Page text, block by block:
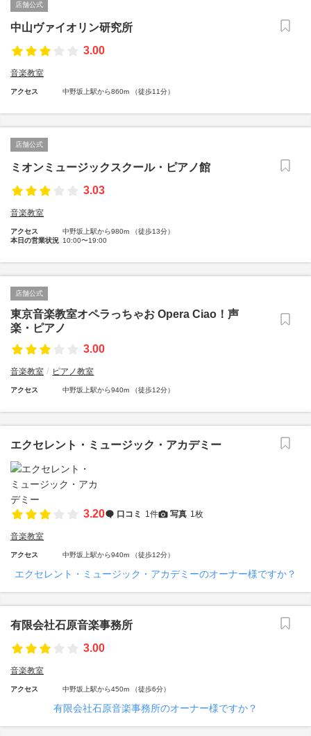
店舗公式
中山ヴァイオリン研究所
3.00
音楽教室
アクセス 中野坂上駅から860m （徒歩11分）
店舗公式
ミオンミュージックスクール・ピアノ館
3.03
音楽教室
アクセス
中野坂上駅から980m （徒歩13分）
本日の営業状況 10:00〜19:00
店舗公式
東京音楽教室オペラっちゃお Opera Ciao！声
楽・ピアノ
3.00
音楽教室 ピアノ教室
アクセス 中野坂上駅から940m （徒歩12分）
エクセレント・ミュージック・アカデミー
3.20 口コミ 1件 写真 1枚
音楽教室
アクセス 中野坂上駅から940m （徒歩12分）
エクセレント・ミュージック・アカデミーのオーナー様ですか？
有限会社石原音楽事務所
3.00
音楽教室
アクセス 中野坂上駅から450m （徒歩6分）
有限会社石原音楽事務所のオーナー様ですか？